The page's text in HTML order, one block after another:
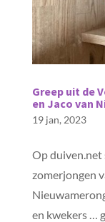
Greep uit de
en Jaco van
19 jan, 2023
Op duiven.net
zomerjongen
en kwekers …